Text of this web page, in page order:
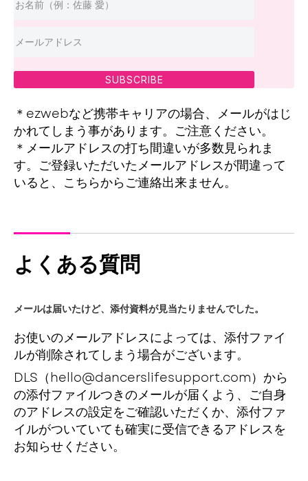
SUBSCRIBE
＊ezwebなど携帯キャリアの場合、メールがはじ
かれてしまう事があります。ご注意ください。
＊メールアドレスの打ち間違いが多数見られま
す。ご登録いただいたメールアドレスが間違って
いると、こちらからご連絡出来ません。
よくある質問
メールは届いたけど、添付資料が見当たりませんでした。
お使いのメールアドレスによっては、添付ファイ
ルが削除されてしまう場合がございます。
DLS（hello@dancerslifesupport.com）から
の添付ファイルつきのメールが届くよう、ご自身
のアドレスの設定をご確認いただくか、添付ファ
イルがついていても確実に受信できるアドレスを
お知らせください。